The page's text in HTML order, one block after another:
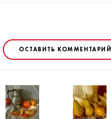
ОСТАВИТЬ КОММЕНТАРИЙ